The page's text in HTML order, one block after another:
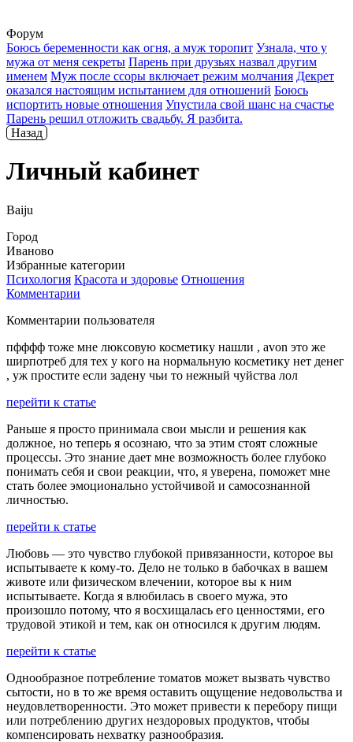
Форум
Боюсь беременности как огня, а муж торопит Узнала, что у
мужа от меня секреты Парень при друзьях назвал другим
именем Муж после ссоры включает режим молчания Декрет
оказался настоящим испытанием для отношений Боюсь
испортить новые отношения Упустила свой шанс на счастье
Парень решил отложить свадьбу. Я разбита.
Назад
Личный кабинет
Baiju
Город
Иваново
Избранные категории
Психология Красота и здоровье Отношения
Комментарии
Комментарии пользователя
пфффф тоже мне люксовую косметику нашли , avon это же
ширпотреб для тех у кого на нормальную косметику нет денег
, уж простите если задену чьи то нежный чуйства лол
перейти к статье
Раньше я просто принимала свои мысли и решения как
должное, но теперь я осознаю, что за этим стоят сложные
процессы. Это знание дает мне возможность более глубоко
понимать себя и свои реакции, что, я уверена, поможет мне
стать более эмоционально устойчивой и самосознанной
личностью.
перейти к статье
Любовь — это чувство глубокой привязанности, которое вы
испытываете к кому-то. Дело не только в бабочках в вашем
животе или физическом влечении, которое вы к ним
испытываете. Когда я влюбилась в своего мужа, это
произошло потому, что я восхищалась его ценностями, его
трудовой этикой и тем, как он относился к другим людям.
перейти к статье
Однообразное потребление томатов может вызвать чувство
сытости, но в то же время оставить ощущение недовольства и
неудовлетворенности. Это может привести к перебору пищи
или потреблению других нездоровых продуктов, чтобы
компенсировать нехватку разнообразия.